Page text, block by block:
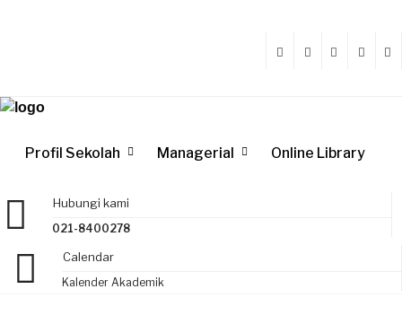
Profil Sekolah Managerial Online Library
Hubungi kami
021-8400278
Calendar
Kalender Akademik